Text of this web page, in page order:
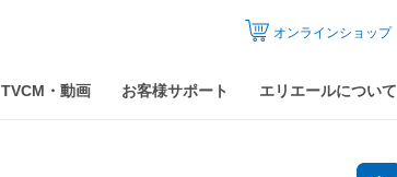
TVCM・動画 お客様サポート エリエールについて
オンラインショップ